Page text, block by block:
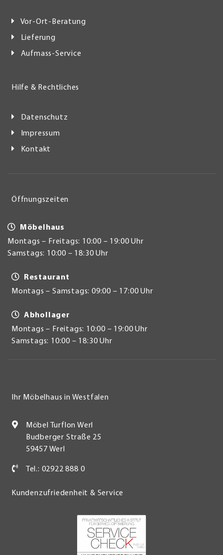
Vor-Ort-Beratung
Lieferung
Aufmass-Service
Hilfe & Rechtliches
Datenschutz
Impressum
Kontakt
Öffnungszeiten
Möbelhaus
Montags – Freitags: 10:00 – 19:00 Uhr
Samstags: 10:00 – 18:30 Uhr
Restaurant
Montags – Samstags: 09:00 – 17:00 Uhr
Abhollager
Montags – Freitags: 10:00 – 19:00 Uhr
Samstags: 10:00 – 18:30 Uhr
Ihr Möbelhaus in Westfalen
Möbel Turflon Werl
Budberger Straße 25
59457 Werl
Tel.: 02922 888 0
Kundenzufriedenheit & Service